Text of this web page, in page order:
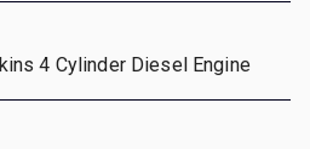
4 Cylinder Diesel Engine